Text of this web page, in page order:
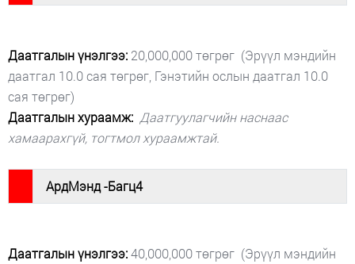
Даатгалын үнэлгээ: 20,000,000 төгрөг (Эрүүл мэндийн
даатгал 10.0 сая төгрөг, Гэнэтийн ослын даатгал 10.0
сая төгрөг)
Даатгалын хураамж: Даатгуулагчийн наснаас
хамаарахгүй, тогтмол хураамжтай.
АрдМэнд -Багц4
Даатгалын үнэлгээ:40,000,000 төгрөг (Эрүүл мэндийн